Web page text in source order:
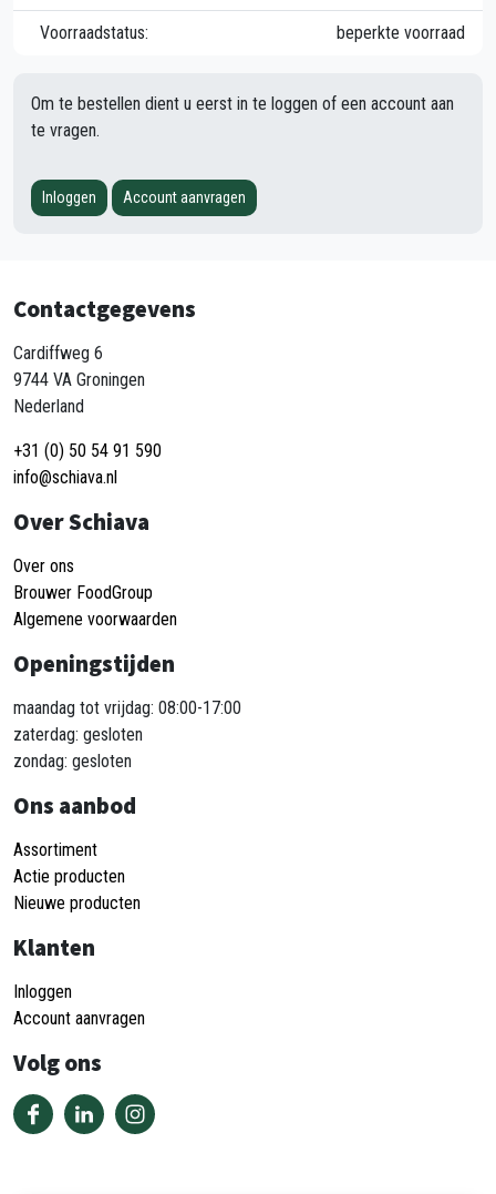
Voorraadstatus: beperkte voorraad
Om te bestellen dient u eerst in te loggen of een account aan
te vragen.
Inloggen Account aanvragen
Contactgegevens
Cardiffweg 6
9744 VA Groningen
Nederland
+31 (0) 50 54 91 590
info@schiava.nl
Over Schiava
Over ons
Brouwer FoodGroup
Algemene voorwaarden
Openingstijden
maandag tot vrijdag: 08:00-17:00
zaterdag: gesloten
zondag: gesloten
Ons aanbod
Assortiment
Actie producten
Nieuwe producten
Klanten
Inloggen
Account aanvragen
Volg ons